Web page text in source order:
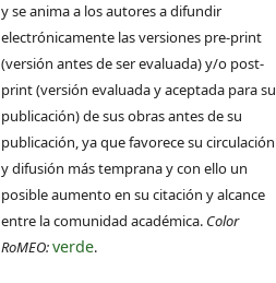
y se anima a los autores a difundir
electrónicamente las versiones pre-print
(versión antes de ser evaluada) y/o post-
print (versión evaluada y aceptada para su
publicación) de sus obras antes de su
publicación, ya que favorece su circulación
y difusión más temprana y con ello un
posible aumento en su citación y alcance
entre la comunidad académica. Color
RoMEO:verde.